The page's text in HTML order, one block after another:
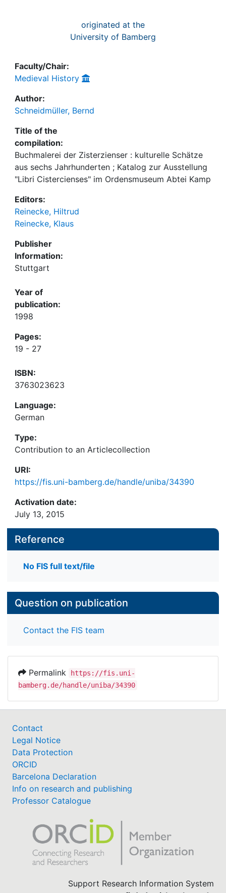
originated at the
University of Bamberg
Faculty/Chair:
Medieval History
Author:
Schneidmüller, Bernd
Title of the
compilation:
Buchmalerei der Zisterzienser : kulturelle Schätze
aus sechs Jahrhunderten ; Katalog zur Ausstellung
"Libri Cistercienses" im Ordensmuseum Abtei Kamp
Editors:
Reinecke, Hiltrud
Reinecke, Klaus
Publisher
Information:
Stuttgart
Year of
publication:
1998
Pages:
19 - 27
ISBN:
3763023623
Language:
German
Type:
Contribution to an Articlecollection
URI:
https://fis.uni-bamberg.de/handle/uniba/34390
Activation date:
July 13, 2015
Reference
No FIS full text/file
Question on publication
Contact the FIS team
Permalink
https://fis.uni-
bamberg.de/handle/uniba/34390
Contact
Legal Notice
Data Protection
ORCID
Barcelona Declaration
Info on research and publishing
Professor Catalogue
Support Research Information System